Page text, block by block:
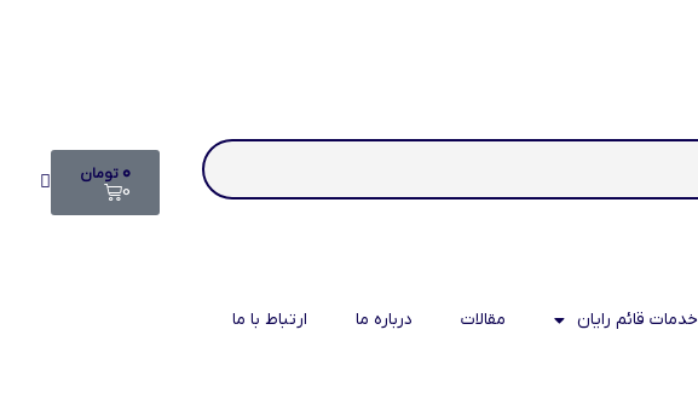
۰ تومان
0
خدمات قائم رایان مقالات درباره ما ارتباط با ما